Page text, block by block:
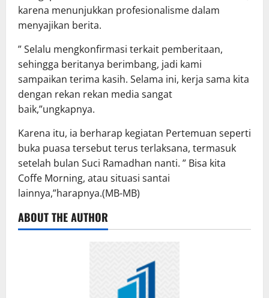
karena menunjukkan profesionalisme dalam
menyajikan berita.
” Selalu mengkonfirmasi terkait pemberitaan,
sehingga beritanya berimbang, jadi kami
sampaikan terima kasih. Selama ini, kerja sama kita
dengan rekan rekan media sangat
baik,”ungkapnya.
Karena itu, ia berharap kegiatan Pertemuan seperti
buka puasa tersebut terus terlaksana, termasuk
setelah bulan Suci Ramadhan nanti. ” Bisa kita
Coffe Morning, atau situasi santai
lainnya,”harapnya.(MB-MB)
ABOUT THE AUTHOR